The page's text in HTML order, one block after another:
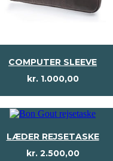
COMPUTER SLEEVE
kr.1.000,00
LÆDER REJSETASKE
kr.2.500,00